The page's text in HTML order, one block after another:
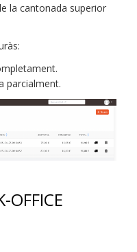
la cantonada superior
parcialment.
OFFICE